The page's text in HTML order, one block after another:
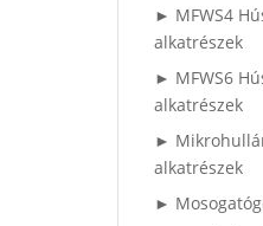
► MFWS4
alkatrészek
► MFWS6
alkatrészek
►
alkatrészek
►